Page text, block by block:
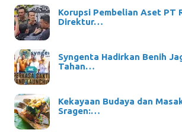
Korupsi Pembelian Aset PT
Direktur…
Syngenta Hadirkan Benih
Tahan…
Kekayaan Budaya dan
Sragen:…